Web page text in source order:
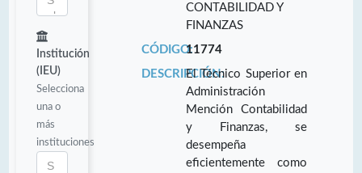
Institución
(IEU)
Selecciona
una o
más
instituciones
CONTABILIDAD Y
FINANZAS
CÓDIGO:11774
DESCRIPCIÓN:El Técnico Superior en
Administración
Mención Contabilidad
y Finanzas, se
desempeña
eficientemente como